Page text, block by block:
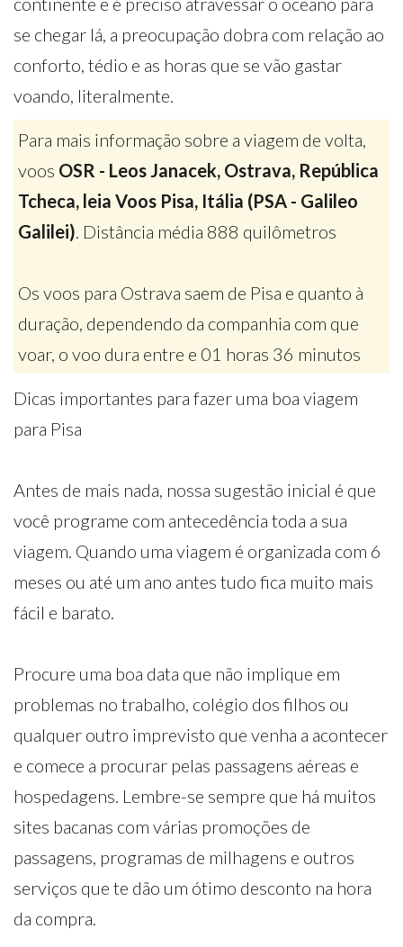
se chegar lá, a preocupação dobra com relação ao
conforto, tédio e as horas que se vão gastar
voando, literalmente.
Para mais informação sobre a viagem de volta,
voos OSR - Leos Janacek, Ostrava, República
Tcheca, leia Voos Pisa, Itália (PSA - Galileo
Galilei). Distância média 888 quilômetros
Os voos para Ostrava saem de Pisa e quanto à
duração, dependendo da companhia com que
voar, o voo dura entre e 01 horas 36 minutos
Dicas importantes para fazer uma boa viagem
para Pisa
Antes de mais nada, nossa sugestão inicial é que
você programe com antecedência toda a sua
viagem. Quando uma viagem é organizada com 6
meses ou até um ano antes tudo fica muito mais
fácil e barato.
Procure uma boa data que não implique em
problemas no trabalho, colégio dos filhos ou
qualquer outro imprevisto que venha a acontecer
e comece a procurar pelas passagens aéreas e
hospedagens. Lembre-se sempre que há muitos
sites bacanas com várias promoções de
passagens, programas de milhagens e outros
serviços que te dão um ótimo desconto na hora
da compra.